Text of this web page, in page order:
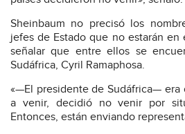
Sheinbaum no precisó los
jefes de Estado que no estarán
señalar que entre ellos se
Sudáfrica, Cyril Ramaphosa.
«—El presidente de Sudáfrica—
a venir, decidió no venir por
Entonces, están enviando